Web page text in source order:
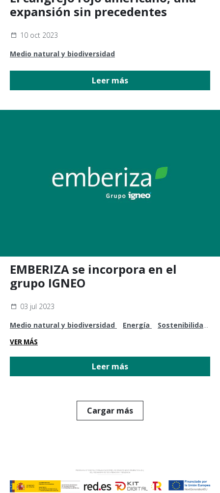
expansión sin precedentes
10 oct 2023
Medio natural y biodiversidad
Leer más
EMBERIZA se incorpora en el
grupo IGNEO
03 jul 2023
Medio natural y biodiversidad
Energía
Sostenibilidad
y cambio climático
VER MÁS
Leer más
Cargar más